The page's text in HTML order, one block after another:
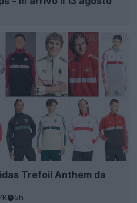
Trefoil Anthem da
5h